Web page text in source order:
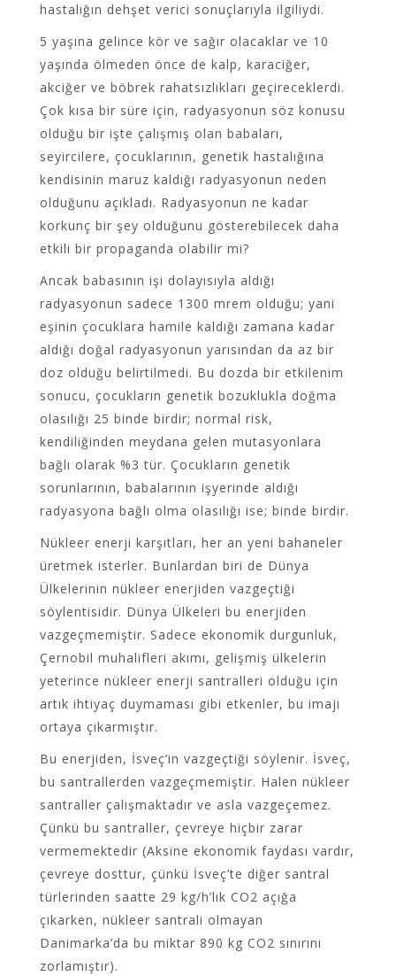
hastalığın dehşet verici sonuçlarıyla ilgiliydi.
5 yaşına gelince kör ve sağır olacaklar ve 10
yaşında ölmeden önce de kalp, karaciğer,
akciğer ve böbrek rahatsızlıkları geçireceklerdi.
Çok kısa bir süre için, radyasyonun söz konusu
olduğu bir işte çalışmış olan babaları,
seyircilere, çocuklarının, genetik hastalığına
kendisinin maruz kaldığı radyasyonun neden
olduğunu açıkladı. Radyasyonun ne kadar
korkunç bir şey olduğunu gösterebilecek daha
etkili bir propaganda olabilir mi?
Ancak babasının işi dolayısıyla aldığı
radyasyonun sadece 1300 mrem olduğu; yani
eşinin çocuklara hamile kaldığı zamana kadar
aldığı doğal radyasyonun yarısından da az bir
doz olduğu belirtilmedi. Bu dozda bir etkilenim
sonucu, çocukların genetik bozuklukla doğma
olasılığı 25 binde birdir; normal risk,
kendiliğinden meydana gelen mutasyonlara
bağlı olarak %3 tür. Çocukların genetik
sorunlarının, babalarının işyerinde aldığı
radyasyona bağlı olma olasılığı ise; binde birdir.
Nükleer enerji karşıtları, her an yeni bahaneler
üretmek isterler. Bunlardan biri de Dünya
Ülkelerinin nükleer enerjiden vazgeçtiği
söylentisidir. Dünya Ülkeleri bu enerjiden
vazgeçmemiştir. Sadece ekonomik durgunluk,
Çernobil muhalifleri akımı, gelişmiş ülkelerin
yeterince nükleer enerji santralleri olduğu için
artık ihtiyaç duymaması gibi etkenler, bu imajı
ortaya çıkarmıştır.
Bu enerjiden, İsveç’in vazgeçtiği söylenir. İsveç,
bu santrallerden vazgeçmemiştir. Halen nükleer
santraller çalışmaktadır ve asla vazgeçemez.
Çünkü bu santraller, çevreye hiçbir zarar
vermemektedir (Aksine ekonomik faydası vardır,
çevreye dosttur, çünkü İsveç’te diğer santral
türlerinden saatte 29 kg/h’lık CO2 açığa
çıkarken, nükleer santrali olmayan
Danimarka’da bu miktar 890 kg CO2 sınırını
zorlamıştır).